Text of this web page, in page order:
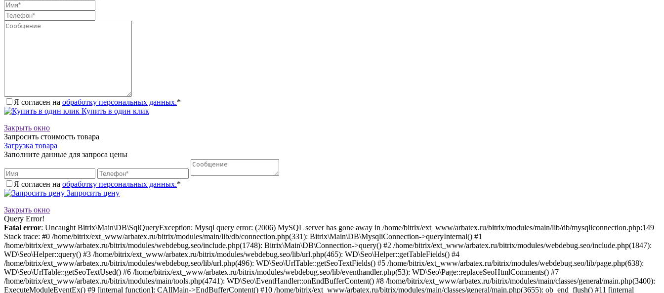
Я согласен на обработку персональных данных.*
Купить в один клик
Закрыть окно
Запросить стоимость товара
Загрузка товара
Заполните данные для запроса цены
Я согласен на обработку персональных данных.*
Запросить цену
Закрыть окно
Query Error!
Fatal error: Uncaught Bitrix\Main\DB\SqlQueryException: Mysql query error: (2006) MySQL server has gone away in /home/bitrix/ext_www/arbatex.ru/bitrix/modules/main/lib/db/mysqliconnection.php:149
Stack trace: #0 /home/bitrix/ext_www/arbatex.ru/bitrix/modules/main/lib/db/connection.php(331): Bitrix\Main\DB\MysqliConnection->queryInternal() #1
/home/bitrix/ext_www/arbatex.ru/bitrix/modules/webdebug.seo/include.php(1748): Bitrix\Main\DB\Connection->query() #2 /home/bitrix/ext_www/arbatex.ru/bitrix/modules/webdebug.seo/include.php(1847):
WD\Seo\Helper::query() #3 /home/bitrix/ext_www/arbatex.ru/bitrix/modules/webdebug.seo/lib/url.php(465): WD\Seo\Helper::getTableFields() #4
/home/bitrix/ext_www/arbatex.ru/bitrix/modules/webdebug.seo/lib/url.php(496): WD\Seo\UrlTable::getSeoTextFields() #5 /home/bitrix/ext_www/arbatex.ru/bitrix/modules/webdebug.seo/lib/page.php(638):
WD\Seo\UrlTable::getSeoTextUsed() #6 /home/bitrix/ext_www/arbatex.ru/bitrix/modules/webdebug.seo/lib/eventhandler.php(53): WD\Seo\Page::replaceSeoHtmlComments() #7
/home/bitrix/ext_www/arbatex.ru/bitrix/modules/main/tools.php(4741): WD\Seo\EventHandler::onEndBufferContent() #8 /home/bitrix/ext_www/arbatex.ru/bitrix/modules/main/classes/general/main.php(3400):
ExecuteModuleEventEx() #9 [internal function]: CAllMain->EndBufferContent() #10 /home/bitrix/ext_www/arbatex.ru/bitrix/modules/main/classes/general/main.php(3655): ob_end_flush() #11 [internal